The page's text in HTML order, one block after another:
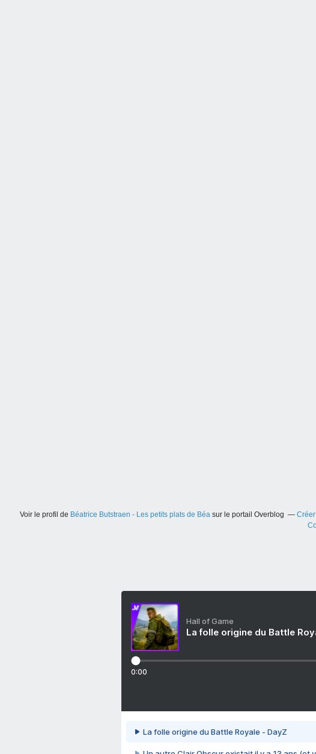
Voir le profil de Béatrice Butstraen - Les petits plats de Béasur le portail Overblog
Hall of Game
La folle origine du Battle
0:00
La folle origine du Battle Royale - DayZ